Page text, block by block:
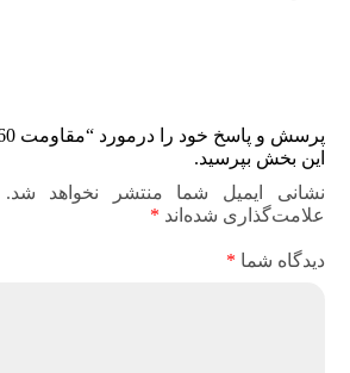
این بخش بپرسید.
نشانی ایمیل شما منتشر نخواهد شد.
علامت‌گذاری شده‌اند *
دیدگاه شما *